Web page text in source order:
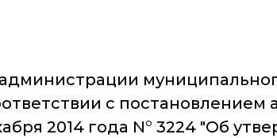
с постановлением
2014 года N° 3224 "Об